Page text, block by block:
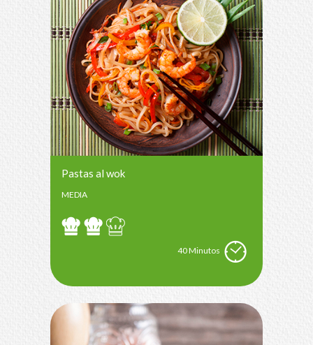
Pastas al wok
MEDIA
40 Minutos